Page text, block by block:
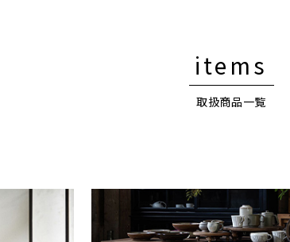
items
取扱商品一覧